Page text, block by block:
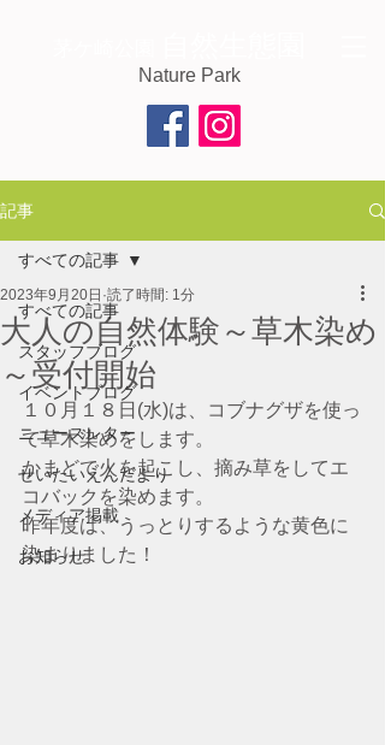
Nature Park
記事
すべての記事
スタッフブログ
イベントブログ
ニュースレター
せいたいえんだより
メディア掲載
お知らせ
すべての記事
大人の自然体験～草木染め
～受付開始
2023年9月20日 読了時間: 1分
１０月１８日(水)は、コブナグザを使っ
て草木染めをします。
かまどで火を起こし、摘み草をしてエ
コバックを染めます。
昨年度は、うっとりするような黄色に
染まりました！